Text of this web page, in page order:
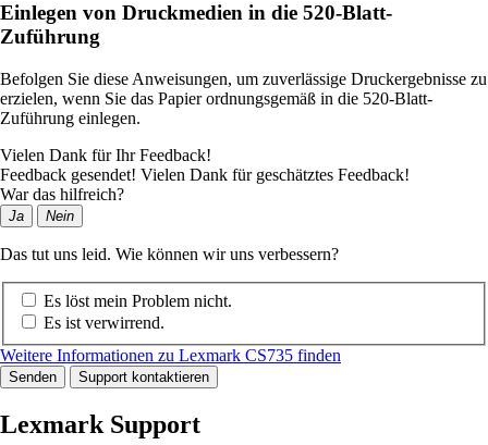
Einlegen von Druckmedien in die 520-Blatt-
Zuführung
Befolgen Sie diese Anweisungen, um zuverlässige Druckergebnisse zu
erzielen, wenn Sie das Papier ordnungsgemäß in die 520-Blatt-
Zuführung einlegen.
Vielen Dank für Ihr Feedback!
Feedback gesendet! Vielen Dank für geschätztes Feedback!
War das hilfreich?
Ja Nein
Das tut uns leid. Wie können wir uns verbessern?
Es löst mein Problem nicht.
Es ist verwirrend.
Weitere Informationen zu Lexmark CS735 finden
Senden Support kontaktieren
Lexmark Support